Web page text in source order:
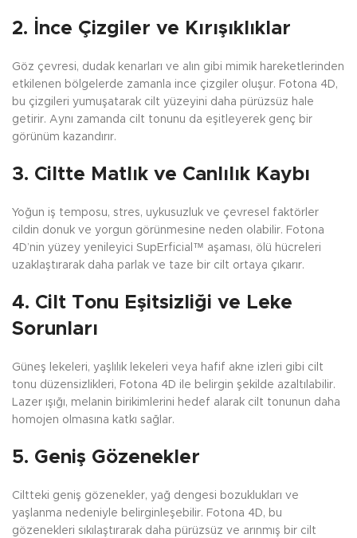
2. İnce Çizgiler ve Kırışıklıklar
Göz çevresi, dudak kenarları ve alın gibi mimik hareketlerinden
etkilenen bölgelerde zamanla ince çizgiler oluşur. Fotona 4D,
bu çizgileri yumuşatarak cilt yüzeyini daha pürüzsüz hale
getirir. Aynı zamanda cilt tonunu da eşitleyerek genç bir
görünüm kazandırır.
3. Ciltte Matlık ve Canlılık Kaybı
Yoğun iş temposu, stres, uykusuzluk ve çevresel faktörler
cildin donuk ve yorgun görünmesine neden olabilir. Fotona
4D’nin yüzey yenileyici SupErficial™ aşaması, ölü hücreleri
uzaklaştırarak daha parlak ve taze bir cilt ortaya çıkarır.
4. Cilt Tonu Eşitsizliği ve Leke
Sorunları
Güneş lekeleri, yaşlılık lekeleri veya hafif akne izleri gibi cilt
tonu düzensizlikleri, Fotona 4D ile belirgin şekilde azaltılabilir.
Lazer ışığı, melanin birikimlerini hedef alarak cilt tonunun daha
homojen olmasına katkı sağlar.
5. Geniş Gözenekler
Ciltteki geniş gözenekler, yağ dengesi bozuklukları ve
yaşlanma nedeniyle belirginleşebilir. Fotona 4D, bu
gözenekleri sıkılaştırarak daha pürüzsüz ve arınmış bir cilt